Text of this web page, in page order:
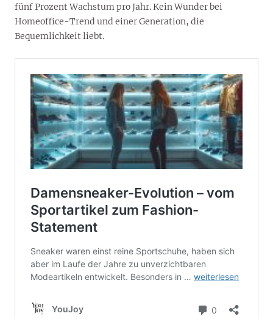
fünf Prozent Wachstum pro Jahr. Kein Wunder bei
Homeoffice-Trend und einer Generation, die
Bequemlichkeit liebt.